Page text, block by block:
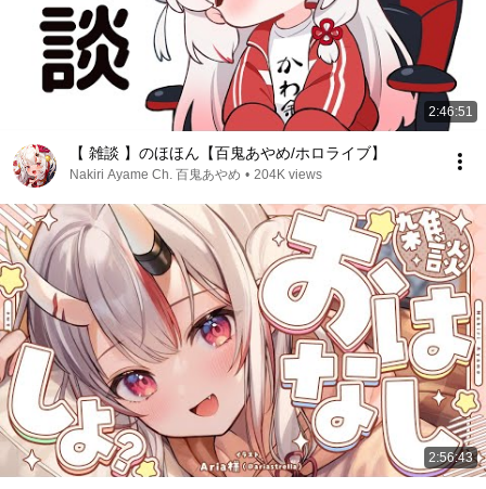
2:46:51
【 雑談 】のほほん【百鬼あやめ/ホロライブ】
Nakiri Ayame Ch. 百鬼あやめ • 204K views
2:56:43